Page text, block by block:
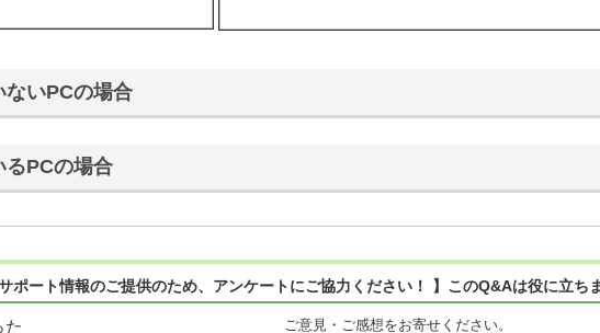
ないPCの場合
るPCの場合
サポート情報のご提供のため、アンケートにご協力ください！ 】このQ&Aは役に立ち
た ご意見・ご感想をお寄せください。